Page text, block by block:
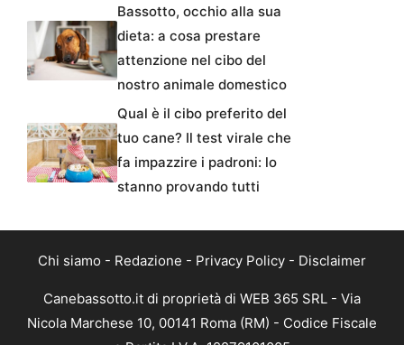
Bassotto, occhio alla sua
dieta: a cosa prestare
attenzione nel cibo del
nostro animale domestico
Qual è il cibo preferito del
tuo cane? Il test virale che
fa impazzire i padroni: lo
stanno provando tutti
Chi siamo - Redazione - Privacy Policy - Disclaimer
Canebassotto.it di proprietà di WEB 365 SRL - Via
Nicola Marchese 10, 00141 Roma (RM) - Codice Fiscale